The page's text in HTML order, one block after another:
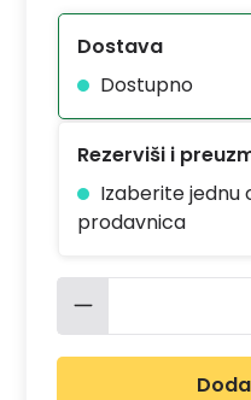
Dostava
Dostupno
Rezerviši i
Izaberite jednu
prodavnica
Količina